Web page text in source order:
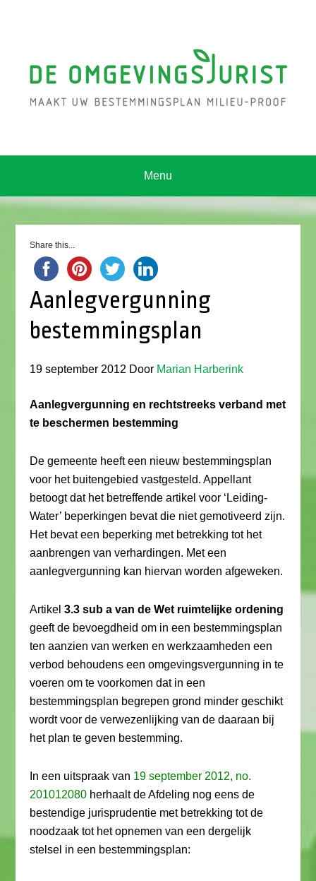
Menu
Share this...
Aanlegvergunning
bestemmingsplan
19 september 2012 Door Marian Harberink
Aanlegvergunning en rechtstreeks verband met
te beschermen bestemming
De gemeente heeft een nieuw bestemmingsplan
voor het buitengebied vastgesteld. Appellant
betoogt dat het betreffende artikel voor ‘Leiding-
Water’ beperkingen bevat die niet gemotiveerd zijn.
Het bevat een beperking met betrekking tot het
aanbrengen van verhardingen. Met een
aanlegvergunning kan hiervan worden afgeweken.
Artikel 3.3 sub a van de Wet ruimtelijke ordening
geeft de bevoegdheid om in een bestemmingsplan
ten aanzien van werken en werkzaamheden een
verbod behoudens een omgevingsvergunning in te
voeren om te voorkomen dat in een
bestemmingsplan begrepen grond minder geschikt
wordt voor de verwezenlijking van de daaraan bij
het plan te geven bestemming.
In een uitspraak van 19 september 2012, no.
201012080 herhaalt de Afdeling nog eens de
bestendige jurisprudentie met betrekking tot de
noodzaak tot het opnemen van een dergelijk
stelsel in een bestemmingsplan: